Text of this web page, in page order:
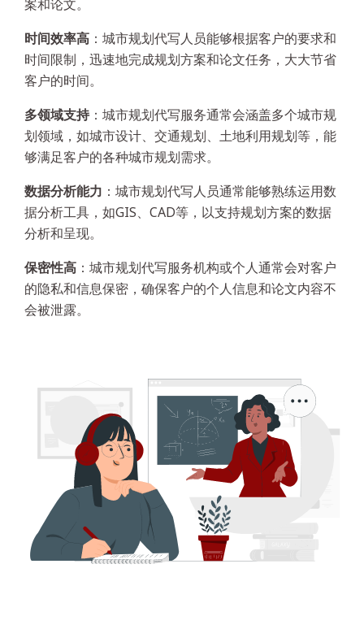
案和论文。
时间效率高 ：城市规划代写人员能够根据客户的要求和
时间限制，迅速地完成规划方案和论文任务，大大节省
客户的时间。
多领域支持：城市规划代写服务通常会涵盖多个城市规
划领域，如城市设计、交通规划、土地利用规划等，能
够满足客户的各种城市规划需求。
数据分析能力 ：城市规划代写人员通常能够熟练运用数
据分析工具，如GIS、CAD等，以支持规划方案的数据
分析和呈现。
保密性高 ：城市规划代写服务机构或个人通常会对客户
的隐私和信息保密，确保客户的个人信息和论文内容不
会被泄露。